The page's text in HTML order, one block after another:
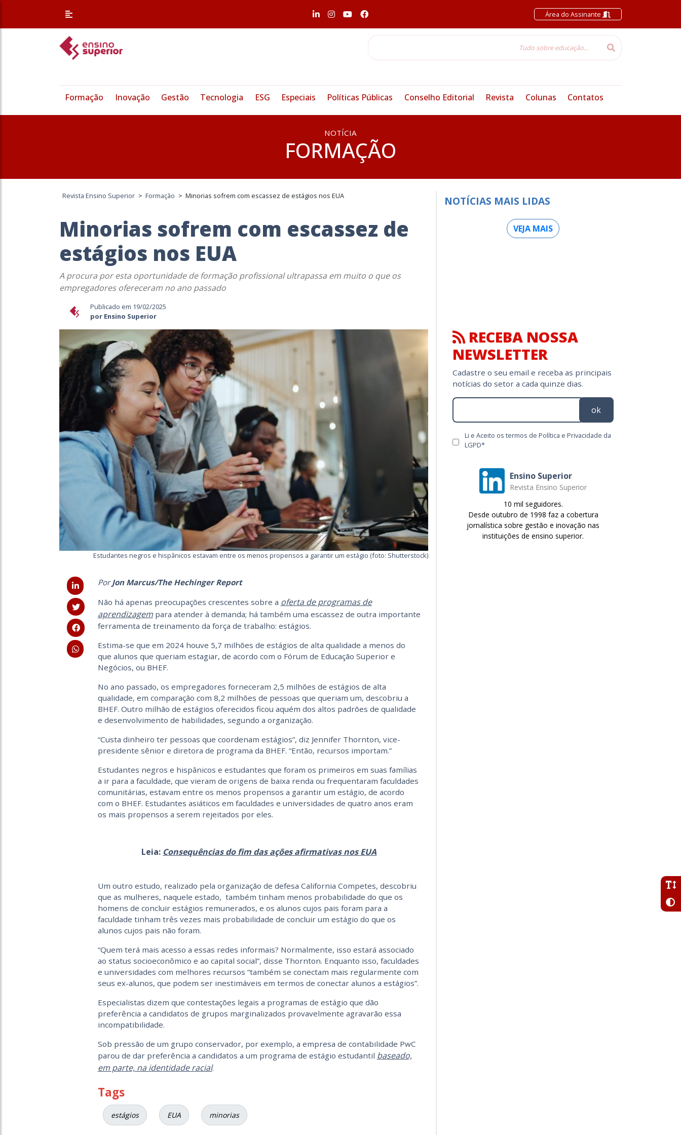
Área do Assinante
Formação Inovação Gestão Tecnologia ESG Especiais Políticas Públicas Conselho Editorial Revista Colunas Contatos
NOTÍCIA
FORMAÇÃO
Revista Ensino Superior > Formação > Minorias sofrem com escassez de estágios nos EUA
Minorias sofrem com escassez de
estágios nos EUA
A procura por esta oportunidade de formação profissional ultrapassa em muito o que os
empregadores ofereceram no ano passado
Publicado em 19/02/2025
por Ensino Superior
Estudantes negros e hispânicos estavam entre os menos propensos a garantir um estágio (foto: Shutterstock)
PorJon Marcus/The Hechinger Report
Não há apenas preocupações crescentes sobre a oferta de programas de
aprendizagempara atender à demanda; há também uma escassez de outra importante
ferramenta de treinamento da força de trabalho: estágios.
Estima-se que em 2024 houve 5,7 milhões de estágios de alta qualidade a menos do
que alunos que queriam estagiar, de acordo com o Fórum de Educação Superior e
Negócios, ou BHEF.
No ano passado, os empregadores forneceram 2,5 milhões de estágios de alta
qualidade, em comparação com 8,2 milhões de pessoas que queriam um, descobriu a
BHEF. Outro milhão de estágios oferecidos ficou aquém dos altos padrões de qualidade
e desenvolvimento de habilidades, segundo a organização.
“Custa dinheiro ter pessoas que coordenam estágios”, diz Jennifer Thornton, vice-
presidente sênior e diretora de programa da BHEF. “Então, recursos importam.”
Estudantes negros e hispânicos e estudantes que foram os primeiros em suas famílias
a ir para a faculdade, que vieram de origens de baixa renda ou frequentaram faculdades
comunitárias, estavam entre os menos propensos a garantir um estágio, de acordo
com o BHEF. Estudantes asiáticos em faculdades e universidades de quatro anos eram
os mais propensos a serem rejeitados por eles.
Leia: Consequências do fim das ações afirmativas nos EUA
Um outro estudo, realizado pela organização de defesa California Competes, descobriu
que as mulheres, naquele estado, também tinham menos probabilidade do que os
homens de concluir estágios remunerados, e os alunos cujos pais foram para a
faculdade tinham três vezes mais probabilidade de concluir um estágio do que os
alunos cujos pais não foram.
“Quem terá mais acesso a essas redes informais? Normalmente, isso estará associado
ao status socioeconômico e ao capital social”, disse Thornton. Enquanto isso, faculdades
e universidades com melhores recursos “também se conectam mais regularmente com
seus ex-alunos, que podem ser inestimáveis ​​em termos de conectar alunos a estágios”.
Especialistas dizem que contestações legais a programas de estágio que dão
preferência a candidatos de grupos marginalizados provavelmente agravarão essa
incompatibilidade.
Sob pressão de um grupo conservador, por exemplo, a empresa de contabilidade PwC
parou de dar preferência a candidatos a um programa de estágio estudantil baseado,
em parte, na identidade racial.
Tags
estágios EUA minorias
NOTÍCIAS MAIS LIDAS
VEJA MAIS
RECEBA NOSSA
NEWSLETTER
Cadastre o seu email e receba as principais
notícias do setor a cada quinze dias.
ok
Li e Aceito os termos de Política e Privacidade da
LGPD*
Ensino Superior
Revista Ensino Superior
10 mil seguidores.
Desde outubro de 1998 faz a cobertura
jornalística sobre gestão e inovação nas
instituições de ensino superior.